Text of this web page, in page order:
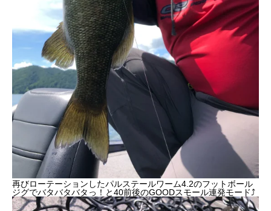
再びローテーションしたパルステールワーム4.2のフットボール
ジグでバタバタバタっ！と40前後のGOODスモール連発モード⤴︎